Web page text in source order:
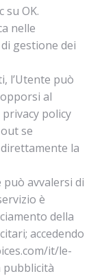
su OK.
nelle
gestione dei
l’Utente può
al
policy
se
la
avvalersi di
è
della
accedendo
it/le-
pubblicità